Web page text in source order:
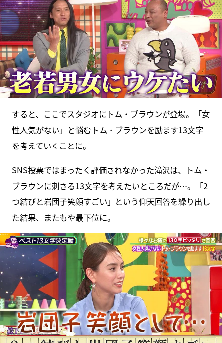
すると、ここでスタジオにトム・ブラウンが登場。「女
性人気がない」と悩むトム・ブラウンを励ます13文字
を考えていくことに。
SNS投票ではまったく評価されなかった滝沢は、トム・
ブラウンに刺さる13文字を考えたいところだが…。「2
つ結びと岩団子笑顔すごい」という仰天回答を繰り出し
た結果、またもや最下位に。